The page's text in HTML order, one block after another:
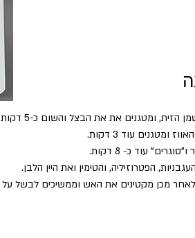
ומטגנים את את הבצל והשום כ-5 דקות תוך כדי ערבוב.
ומטגנים עוד 3 דקות.
עוד כ- 8 דקות.
הפטרוזיליה, והטימין ואת היין הלבן.
מכן מקטינים את האש וממשיכים לבשל